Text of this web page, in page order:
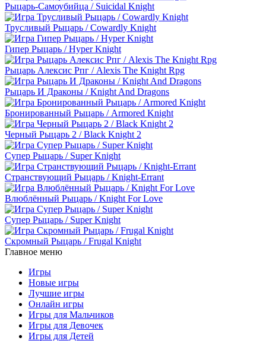
Рыцарь-Самоубийца / Suicidal Knight
Трусливый Рыцарь / Cowardly Knight
Гипер Рыцарь / Hyper Knight
Рыцарь Алексис Рпг / Alexis The Knight Rpg
Рыцарь И Драконы / Knight And Dragons
Бронированный Рыцарь / Armored Knight
Черный Рыцарь 2 / Black Knight 2
Супер Рыцарь / Super Knight
Странствующий Рыцарь / Knight-Errant
Влюблённый Рыцарь / Knight For Love
Супер Рыцарь / Super Knight
Скромный Рыцарь / Frugal Knight
Главное меню
Игры
Новые игры
Лучшие игры
Онлайн игры
Игры для Мальчиков
Игры для Девочек
Игры для Детей